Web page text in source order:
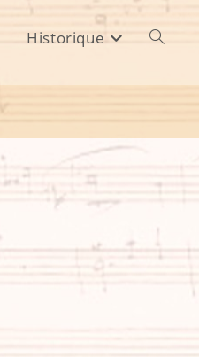
Historique Toggle
search